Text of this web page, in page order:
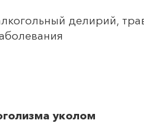
делирий,
уколом